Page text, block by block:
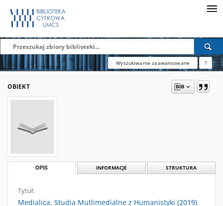
Wyszukiwanie zaawansowane ?
OBIEKT
OPIS INFORMACJE STRUKTURA
Tytuł:
Medialica. Studia Mutlimedialne z Humanistyki (2019)